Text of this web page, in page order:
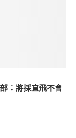
：將採直飛不會